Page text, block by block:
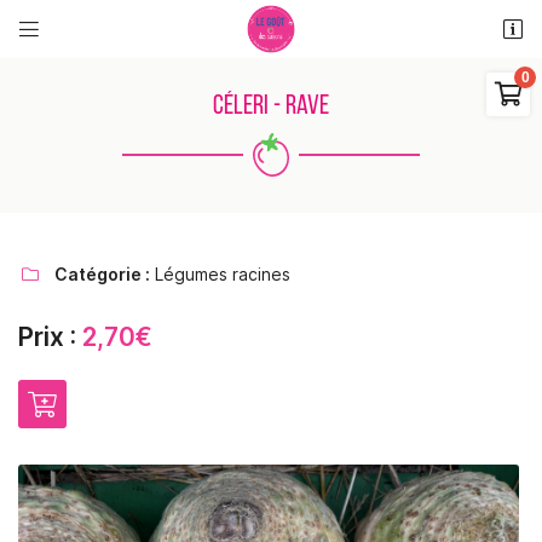
 

Rafraîchir le captcha
CÉLERI - RAVE
 Catégorie : Légumes racines
Prix : 2,70€